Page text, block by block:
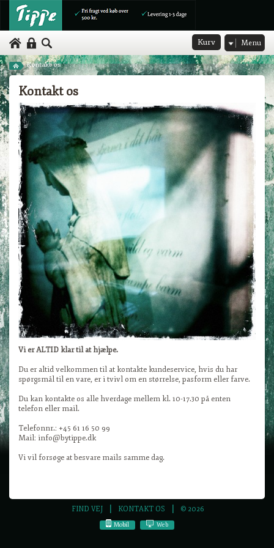
Kurv Menu
Kontakt os
Kontakt os
Vi er ALTID klar til at hjælpe.
Du er altid velkommen til at kontakte kundeservice, hvis du har
spørgsmål til en vare, er i tvivl om en størrelse, pasform eller farve.
Du kan kontakte os alle hverdage mellem kl. 10-17.30 på enten
telefon eller mail.
Telefonnr.: +45 61 16 50 99
Mail: info@bytippe.dk
Vi vil forsøge at besvare mails samme dag.
FIND VEJ KONTAKT OS © 2026
Mobil Web